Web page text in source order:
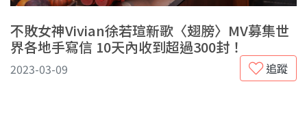
不敗女神Vivian徐若瑄新歌〈翅膀〉MV募集世
界各地手寫信 10天內收到超過300封！
追蹤
2023-03-09